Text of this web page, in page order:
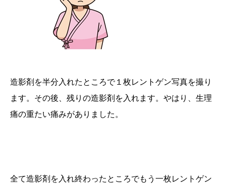
造影剤を半分入れたところで１枚レントゲン写真を撮り
ます。その後、残りの造影剤を入れます。やはり、生理
痛の重たい痛みがありました。
全て造影剤を入れ終わったところでもう一枚レントゲン